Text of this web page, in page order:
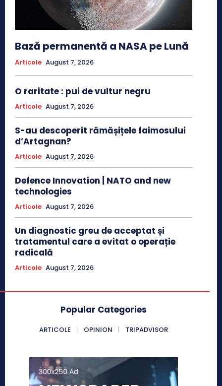
Bază permanentă a NASA pe Lună
Articole August 7, 2026
O raritate : pui de vultur negru
Articole August 7, 2026
S-au descoperit rămășițele faimosului
d’Artagnan?
Articole August 7, 2026
Defence Innovation | NATO and new
technologies
Articole August 7, 2026
Un diagnostic greu de acceptat și
tratamentul care a evitat o operație
radicală
Articole August 7, 2026
Popular Categories
ARTICOLE OPINION TRIPADVISOR